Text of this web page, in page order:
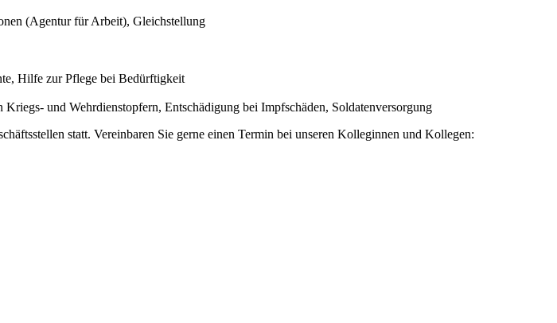
(Agentur für Arbeit), Gleichstellung
Hilfe zur Pflege bei Bedürftigkeit
und Wehrdienstopfern, Entschädigung bei Impfschäden, Soldatenversorgung
statt. Vereinbaren Sie gerne einen Termin bei unseren Kolleginnen und Kollegen: